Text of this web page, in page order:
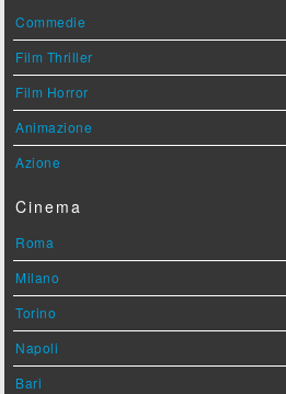
Commedie
Film Thriller
Film Horror
Animazione
Azione
Cinema
Roma
Milano
Torino
Napoli
Bari